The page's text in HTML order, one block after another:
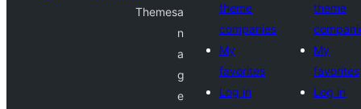
Themesa
n
a
g
e
theme
companies
My
favorites
Log in
theme
My
favorites
Log in